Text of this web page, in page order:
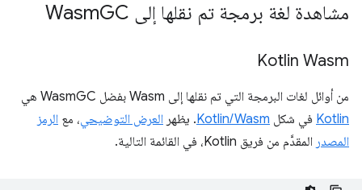
مشاهدة لغة برمجة تم نقلها إلى Wasm GC
Kotlin Wasm
من أوائل لغات البرمجة التي تم نقلها إلى Wasm بفضل WasmGC هي
Kotlin في شكل Kotlin/Wasm. يظهر العرض التوضيحي، مع الرمز
المصدر المقدَّم من فريق Kotlin، في القائمة التالية.